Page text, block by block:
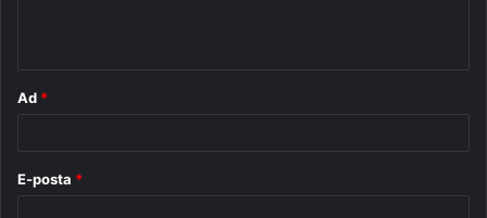
Ad *
E-posta *